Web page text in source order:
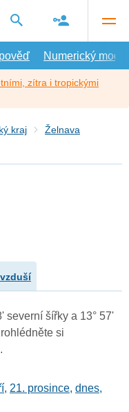
Numerický model
zítra i tropickými
kraj
Želnava
severní šířky a 13° 57'
si
, 21. prosince, dnes,